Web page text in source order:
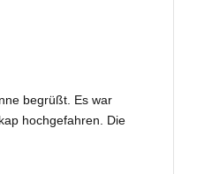
begrüßt. Es war
hochgefahren. Die